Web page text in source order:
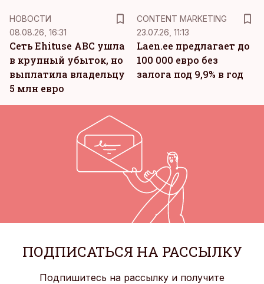
НОВОСТИ
08.08.26, 16:31
Сеть Ehituse ABC ушла
в крупный убыток, но
выплатила владельцу
5 млн евро
CONTENT MARKETING
23.07.26, 11:13
Laen.ee предлагает до
100 000 евро без
залога под 9,9% в год
ПОДПИСАТЬСЯ НА РАССЫЛКУ
Подпишитесь на рассылку и получите